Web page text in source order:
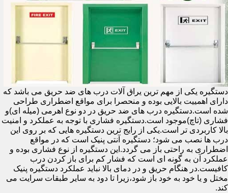
دستگیره یکی از مهم ترین یراق آلات درب های ضد حریق می باشد که
دارای اهمییت بالایی بوده و منحصرا برای مواقع اضطراری طراحی
شده است.دستگیره درب های ضد حریق در دو نوع اهرمی (میله ای)و
فشاری (تاچ)موجود است.دستگیره فشاری با توجه به عملکرد و امنیت
بالا کاربردی تر است.یکی از رایج ترین دستگیره هایی که بر روی این
درب ها نصب می شود؛ دستگیره آنتی پنیک است که در مواقع
اضطراری به راحتی باز می گردد.این دستگیره از نوع فشاری بوده و
عملکرد آن به گونه ای است که فشار کم برای باز کردن درب
کافیست.در هنگام حریق و در دمای بالا نباید عملکرد دستگیره پنیک
مختل و یا خود به خود باز شود،زیرا تا دود به سایر طبقات سرایت می
کند.